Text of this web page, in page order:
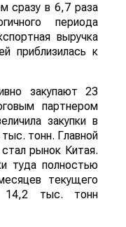
сразу в 6,7 раза
периода
выручка
приблизилась к
закупают 23
партнером
закупки в
тонн. Главной
рынок Китая.
туда полностью
текущего
14,2 тыс. тонн